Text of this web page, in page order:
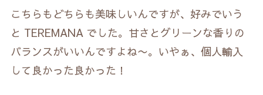
こちらもどちらも美味しいんですが、好みでいう
と TEREMANA でした。甘さとグリーンな香りの
バランスがいいんですよね〜。いやぁ、個人輸入
して良かった良かった！